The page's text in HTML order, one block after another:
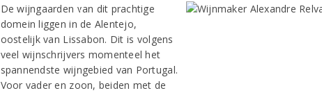
De wijngaarden van dit prachtige
domein liggen in de Alentejo,
oostelijk van Lissabon. Dit is volgens
veel wijnschrijvers momenteel het
spannendste wijngebied van Portugal.
Voor vader en zoon, beiden met de